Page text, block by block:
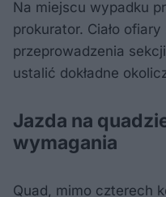
Na miejscu wypadku
prokurator. Ciało
przeprowadzenia
ustalić dokładne
Jazda na
wymagania
Quad, mimo czterech